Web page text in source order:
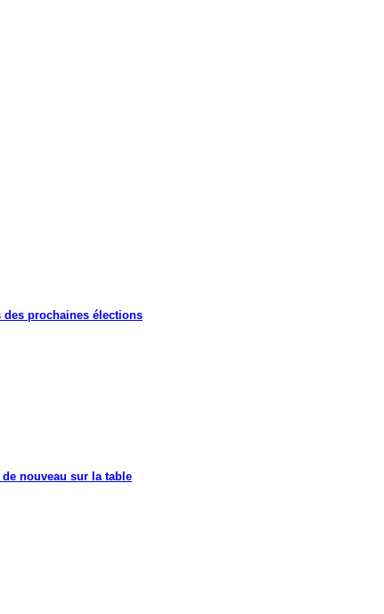
des prochaines élections
nouveau sur la table